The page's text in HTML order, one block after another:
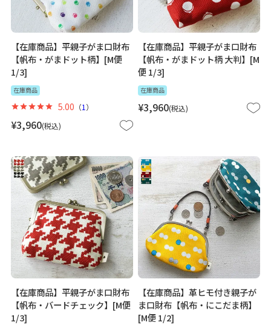
【在庫商品】平親子がま口財布
【帆布・がまドット柄】[M便
1/3]
在庫商品
¥3,960 税込
5.00 （1 ）
【在庫商品】平親子がま口財布
【帆布・がまドット柄 大判】[M
便 1/3]
在庫商品
¥3,960 税込
【在庫商品】平親子がま口財布
【帆布・バードチェック】[M便
1/3]
【在庫商品】革ヒモ付き親子が
ま口財布【帆布・にこだま柄】
[M便 1/2]